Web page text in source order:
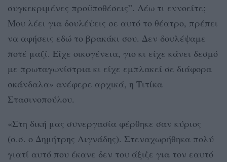
συγκεκριμένες προϋποθέσεις”. Λέω τι εννοείτε;
Μου λέει για δουλέψεις σε αυτό το θέατρο, πρέπει
να αφήσεις εδώ το βρακάκι σου. Δεν δουλέψαμε
ποτέ μαζί. Είχε οικογένεια, γιο κι είχε κάνει δεσμό
με πρωταγωνίστρια κι είχε εμπλακεί σε διάφορα
σκάνδαλα» ανέφερε αρχικά, η Τιτίκα
Στασινοπούλου.
«Στη δική μας συνεργασία φέρθηκε σαν κύριος
(σ.σ. ο Δημήτρης Λιγνάδης). Στεναχωρήθηκα πολύ
γιατί αυτό που έκανε δεν του άξιζε για τον εαυτό